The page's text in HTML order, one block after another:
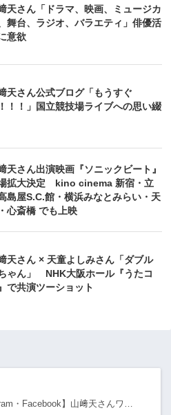
天さん「ドラマ、映画、ミュージカ
舞台、ラジオ、バラエティ」俳優活
意欲
天さん公式ブログ「もうすぐ
！！」国立競技場ライブへの思い綴
天さん出演映画『ソニックビート』
拡大決定 kino cinema 新宿・立
島屋S.C.館・横浜みなとみらい・天
心斎橋 でも上映
天さん × 天童よしみさん「ダブル
ゃん」 NHK大阪ホール『うたコ
で共演ツーショット
・Facebook】山﨑天さんワ…